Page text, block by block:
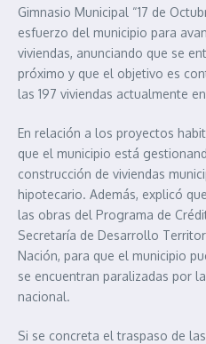
Gimnasio Municipal “17 de
esfuerzo del municipio para
viviendas, anunciando que se
próximo y que el objetivo es
las 197 viviendas actualmente
En relación a los proyectos
que el municipio está
construcción de viviendas
hipotecario. Además, explicó
las obras del Programa de
Secretaría de Desarrollo
Nación, para que el municipio
se encuentran paralizadas por
nacional.
Si se concreta el traspaso de